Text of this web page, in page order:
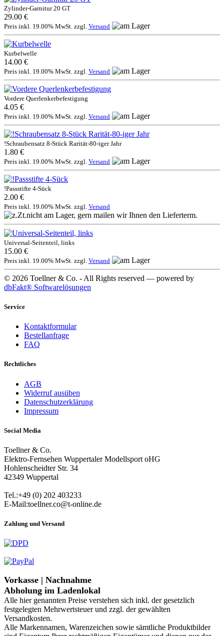
Zylinder-Garnitur 20 GT
29.00 €
Preis inkl. 19.00% MwSt. zzgl. Versand
Kurbelwelle
14.00 €
Preis inkl. 19.00% MwSt. zzgl. Versand
Vordere Querlenkerbefestigung
4.05 €
Preis inkl. 19.00% MwSt. zzgl. Versand
!Schraubensatz 8-Stück Rarität-80-iger Jahr
1.80 €
Preis inkl. 19.00% MwSt. zzgl. Versand
!Passstifte 4-Sück
2.00 €
Preis inkl. 19.00% MwSt. zzgl. Versand
Universal-Seitenteil, links
15.00 €
Preis inkl. 19.00% MwSt. zzgl. Versand
© 2026 Toellner & Co. - All Rights reserved — powered by
dbFakt® Softwarelösungen
Service
Kontaktformular
Bestellanfrage
FAQ
Rechtliches
AGB
Widerruf ausüben
Datenschutzerklärung
Impressum
Social Media
Toellner & Co.
Elektro-Fernsehen Wuppertaler Modellsport oHG
Hohlenscheidter Str. 34
42349 Wuppertal
Tel.:+49 (0) 202 403233
E-Mail:toellner.co@t-online.de
Zahlung und Versand
Vorkasse | Nachnahme
Abholung im Ladenlokal
Alle hier genannten Preise verstehen sich inkl. der gesetzlich
festgelegten Mehrwertsteuer und zzgl. der gewählten
Versandkosten.
Alle Markennamen, Warenzeichen sowie sämtliche Produktbilder